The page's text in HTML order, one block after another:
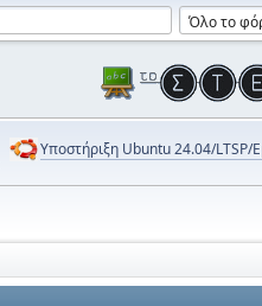
Υποστήριξη Ubuntu 24.04/LTSP/